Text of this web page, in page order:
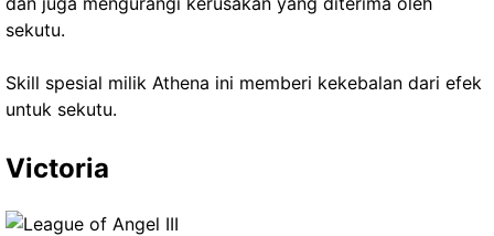
sekutu.
Skill spesial milik Athena ini memberi kekebalan dari efek
untuk sekutu.
Victoria